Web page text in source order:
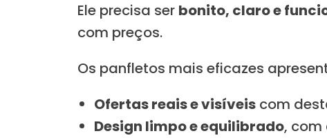
Ele precisa ser bonito, claro e
com preços.
Os panfletos mais eficazes
Ofertas reais e visíveis com
Design limpo e equilibrado, com